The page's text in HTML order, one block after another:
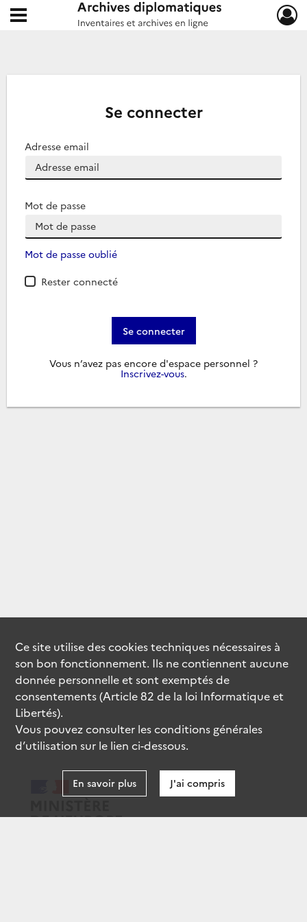
Archives diplomatiques
Ouvrir le menu déroulant
Se connecter
Adresse email
Mot de passe
Mot de passe oublié
Rester connecté
Se connecter
Vous n’avez pas encore d'espace personnel ?
Inscrivez-vous.
Ce site utilise descookiestechniques nécessaires à
son bon fonctionnement. Ils ne contiennent aucune
donnée personnelle et sont exemptés de
consentements (Article 82 de la loi Informatique et
Libertés).
Vous pouvez consulter les conditions générales
d’utilisation sur le lien ci-dessous.
En savoir plus J'ai compris